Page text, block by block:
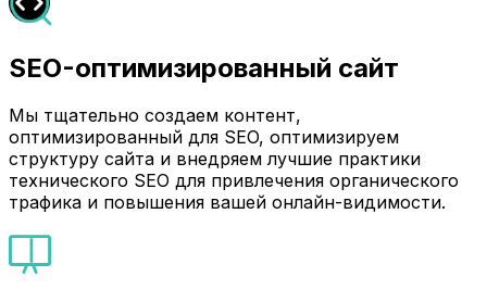
SEO-оптимизированный сайт
Мы тщательно создаем контент,
оптимизированный для SEO, оптимизируем
структуру сайта и внедряем лучшие практики
технического SEO для привлечения органического
трафика и повышения вашей онлайн-видимости.